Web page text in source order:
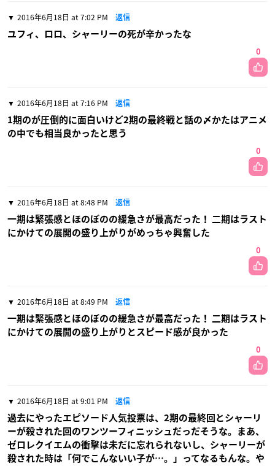
2016年6月18日 at 7:02 PM 返信
ユフィ、ロロ、シャーリーの死が辛かったな
0
2016年6月18日 at 7:16 PM 返信
1期のが圧倒的に面白いけど2期の最終戦と話の〆かたはアニメ
の中でも相当良かったと思う
0
2016年6月18日 at 8:48 PM 返信
一期は緊張感とほのぼのの緩急さが最高だった！ 二期はラスト
にかけての展開の盛り上がりがめっちゃ興奮した
0
2016年6月18日 at 8:49 PM 返信
一期は緊張感とほのぼのの緩急さが最高だった！ 二期はラスト
にかけての展開の盛り上がりとスピード感が良かった
0
2016年6月18日 at 9:01 PM 返信
過去にやったエピソード人気投票は、2期の最終回とシャーリ
ーが殺された回のワンツーフィニッシュだっだそうな。まあ、
ゼロレクイエムの衝撃は未だに忘れられないし、シャーリーが
殺された時は「何でこんないい子が…。」ってなるもんな。や